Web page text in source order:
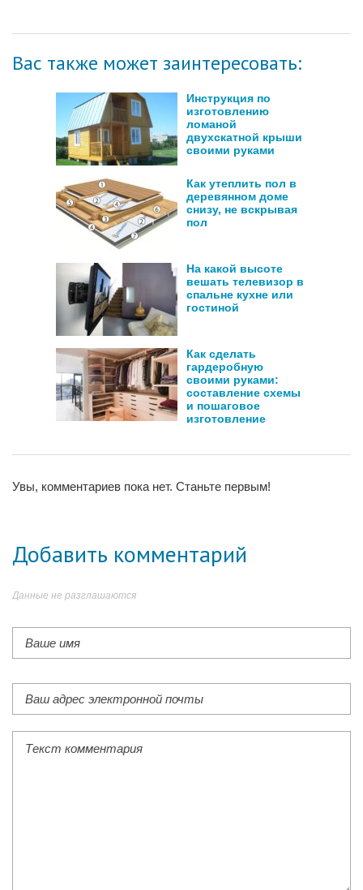
Вас также может заинтересовать:
Инструкция по
изготовлению
ломаной
двухскатной крыши
своими руками
Как утеплить пол в
деревянном доме
снизу, не вскрывая
пол
На какой высоте
вешать телевизор в
спальне кухне или
гостиной
Как сделать
гардеробную
своими руками:
составление схемы
и пошаговое
изготовление
Увы, комментариев пока нет. Станьте первым!
Добавить комментарий
Данные не разглашаются